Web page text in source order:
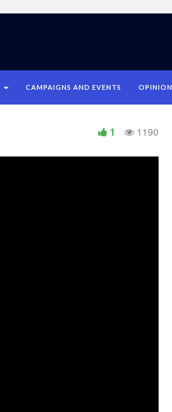
CAMPAIGNS AND EVENTS OPINION
1190
1